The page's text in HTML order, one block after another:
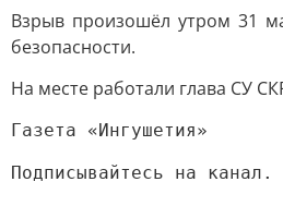
Взрыв произошёл утром 31
безопасности.
На месте работали глава СУ
Газета «Ингушетия»
Подписывайтесь на канал.